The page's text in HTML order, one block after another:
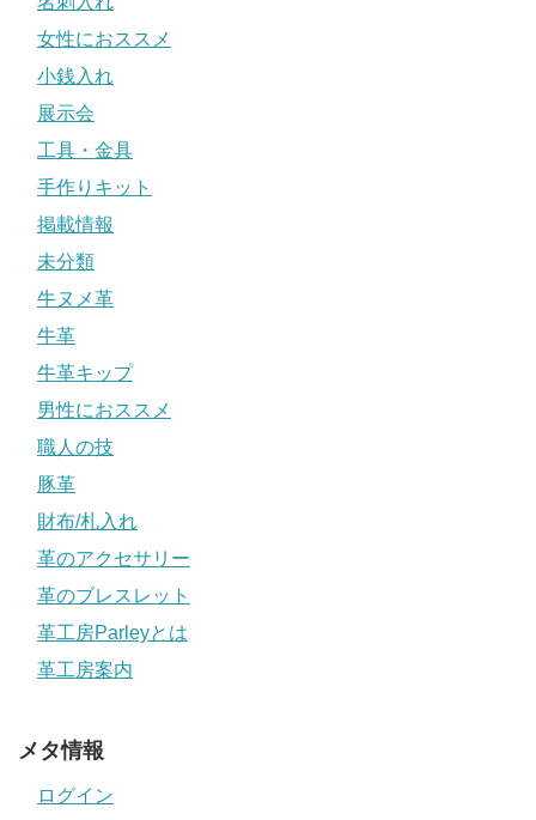
女性におススメ
小銭入れ
展示会
工具・金具
手作りキット
掲載情報
未分類
牛ヌメ革
牛革
牛革キップ
男性におススメ
職人の技
豚革
財布/札入れ
革のアクセサリー
革のブレスレット
革工房Parleyとは
革工房案内
メタ情報
ログイン